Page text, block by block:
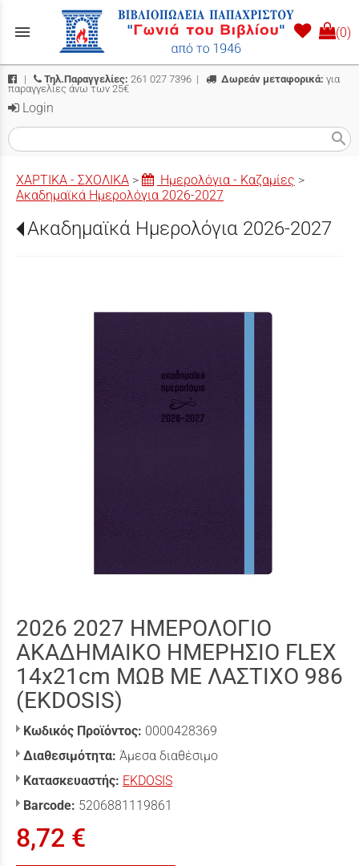
menu (0)
| Τηλ.Παραγγελίες: 261 027 7396 | Δωρεάν μεταφορικά: για
παραγγελίες άνω των 25€
Login
search
ΧΑΡΤΙΚΑ - ΣΧΟΛΙΚΑ > Ημερολόγια - Καζαμίες >
Ακαδημαϊκά Ημερολόγια 2026-2027
Ακαδημαϊκά Ημερολόγια 2026-2027
2026 2027 ΗΜΕΡΟΛΟΓΙΟ
ΑΚΑΔΗΜΑΙΚΟ ΗΜΕΡΗΣΙΟ FLEX
14x21cm ΜΩΒ ΜΕ ΛΑΣΤΙΧΟ 986
(EKDOSIS)
Κωδικός Προϊόντος: 0000428369
Διαθεσιμότητα: Άμεσα διαθέσιμο
Κατασκευαστής: EKDOSIS
Barcode: 5206881119861
8,72 €